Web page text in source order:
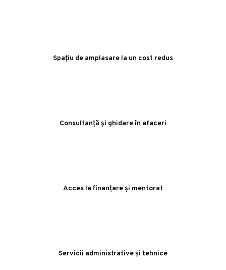
Spațiu de amplasare la un cost redus
Consultanță și ghidare în afaceri
Acces la finanțare și mentorat
Servicii administrative și tehnice